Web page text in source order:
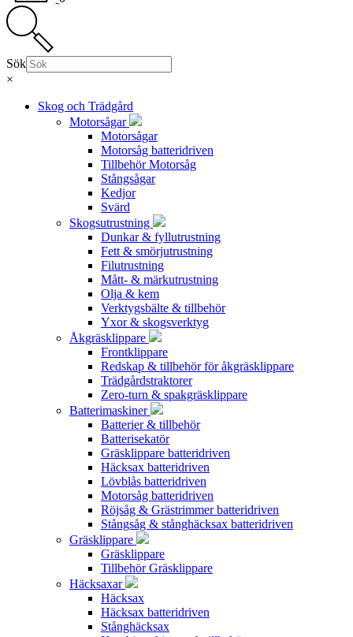
Sök
×
Skog och Trädgård
Motorsågar
Motorsågar
Motorsåg batteridriven
Tillbehör Motorsåg
Stångsågar
Kedjor
Svärd
Skogsutrustning
Dunkar & fyllutrustning
Fett & smörjutrustning
Filutrustning
Mått- & märkutrustning
Olja & kem
Verktygsbälte & tillbehör
Yxor & skogsverktyg
Åkgräsklippare
Frontklippare
Redskap & tillbehör för åkgräsklippare
Trädgårdstraktorer
Zero-turn & spakgräsklippare
Batterimaskiner
Batterier & tillbehör
Batterisekatör
Gräsklippare batteridriven
Häcksax batteridriven
Lövblås batteridriven
Motorsåg batteridriven
Röjsåg & Grästrimmer batteridriven
Stångsåg & stånghäcksax batteridriven
Gräsklippare
Gräsklippare
Tillbehör Gräsklippare
Häcksaxar
Häcksax
Häcksax batteridriven
Stånghäcksax